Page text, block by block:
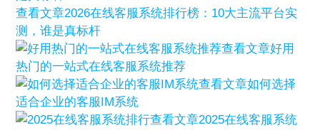
查看文章2026在线客服系统排行榜：10大主流平台实
测，谁是真标杆
查看文章好用
热门的一站式在线客服系统推荐
查看文章如何选择
适合企业的客服IM系统
查看文章2025在线客服系统